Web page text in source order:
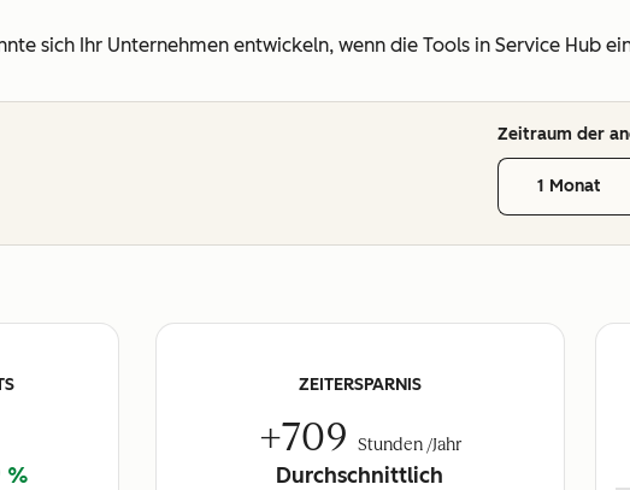
sich Ihr Unternehmen entwickeln, wenn die Tools in Service Hub
Zeitraum der
1 Monat
%
ZEITERSPARNIS
+709 Stunden /Jahr
Durchschnittlich